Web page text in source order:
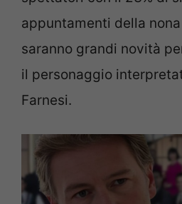
appuntamenti della
saranno grandi novità
il personaggio
Farnesi.